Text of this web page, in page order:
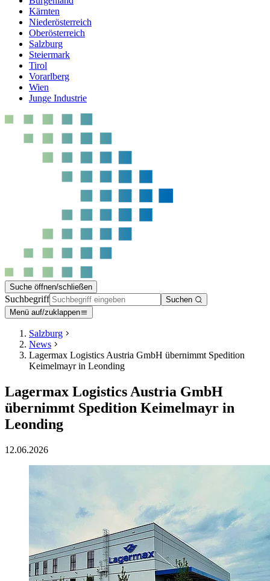
Kärnten
Niederösterreich
Oberösterreich
Salzburg
Steiermark
Tirol
Vorarlberg
Wien
Junge Industrie
Suche öffnen/schließen
Suchbegriff
Suchen
Menü auf/zuklappen
Salzburg
News
Lagermax Logistics Austria GmbH übernimmt Spedition
Keimelmayr in Leonding
Lagermax Logistics Austria GmbH
übernimmt Spedition Keimelmayr in
Leonding
12.06.2026